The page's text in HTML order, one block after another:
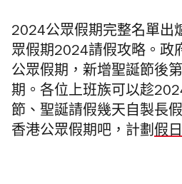
2024公眾假期完整名單出
眾假期2024請假攻略。政
公眾假期，新增聖誕節後
期。各位上班族可以趁
節、聖誕請假幾天自製長
香港公眾假期吧，計劃假